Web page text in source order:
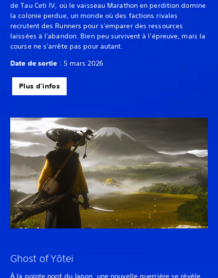
de Tau Ceti IV, où le vaisseau Marathon en perdition domine
la colonie perdue, un monde où des factions rivales
recrutent des Runners pour s'emparer des ressources
laissées à l'abandon. Bien peu survivent à l'épreuve, mais la
course ne s'arrête pas pour autant.
Date de sortie : 5 mars 2026
Plus d'infos
Ghost of Yōtei
À la pointe nord du Japon, une nouvelle guerrière se révèle.